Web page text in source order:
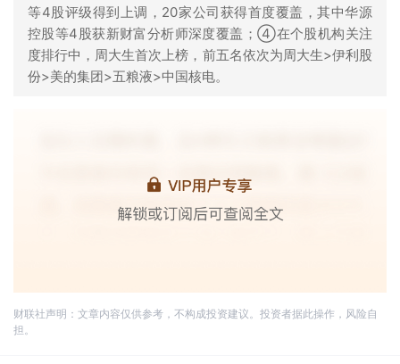
等4股评级得到上调，20家公司获得首度覆盖，其中华源
控股等4股获新财富分析师深度覆盖；④在个股机构关注
度排行中，周大生首次上榜，前五名依次为周大生>伊利股
份>美的集团>五粮液>中国核电。
财联社声明：文章内容仅供参考，不构成投资建议。投资者据此操作，风险自
担。